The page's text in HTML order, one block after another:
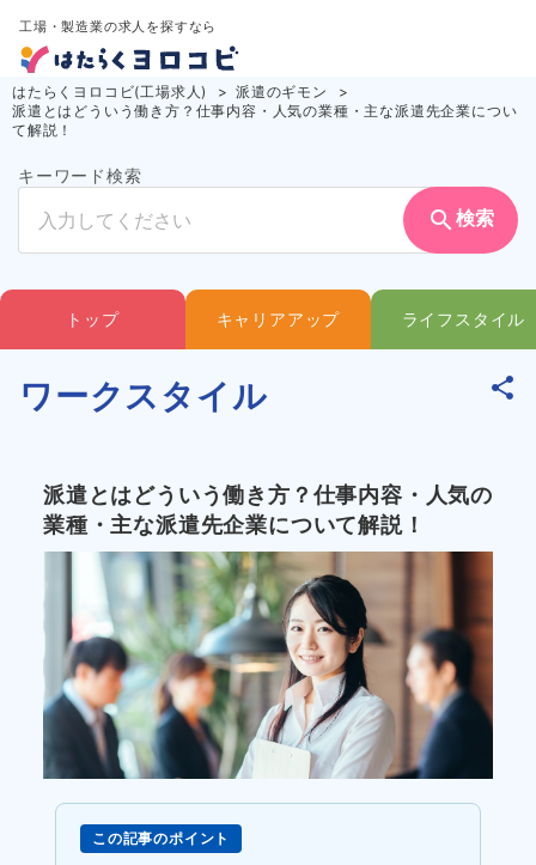
工場・製造業の求人を探すなら
はたらくヨロコビ(工場求人)
派遣のギモン
派遣とはどういう働き方？仕事内容・人気の業種・主な派遣先企業につい
て解説！
キーワード検索
search 検索
トップ キャリアアップ ライフスタイル
ワークスタイル
派遣とはどういう働き方？仕事内容・人気の
業種・主な派遣先企業について解説！
この記事のポイント